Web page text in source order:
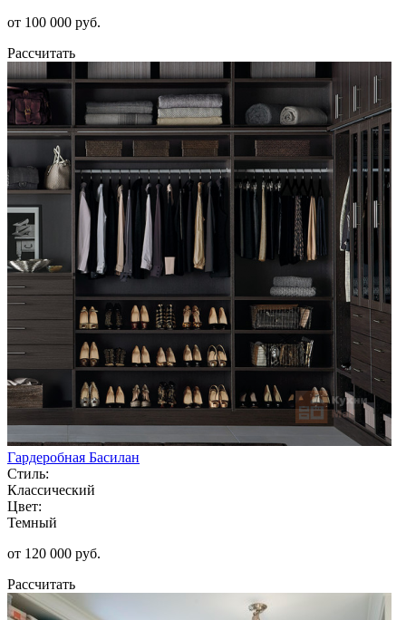
от 100 000 руб.
Рассчитать
Гардеробная Басилан
Стиль:
Классический
Цвет:
Темный
от 120 000 руб.
Рассчитать